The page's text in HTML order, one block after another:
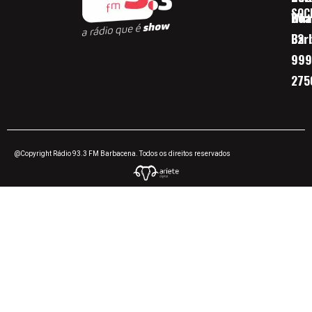
32
@Copyright Rádio 93.3 FM Barbacena. Todos os direitos reservados